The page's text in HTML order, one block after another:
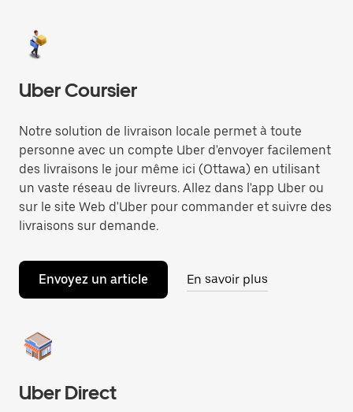
Uber Coursier
Notre solution de livraison locale permet à toute
personne avec un compte Uber d'envoyer facilement
des livraisons le jour même ici (Ottawa) en utilisant
un vaste réseau de livreurs. Allez dans l'app Uber ou
sur le site Web d'Uber pour commander et suivre des
livraisons sur demande.
Envoyez un article En savoir plus
Uber Direct